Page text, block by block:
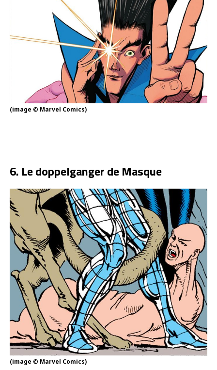
(image © Marvel Comics)
6. Le doppelganger de Masque
(image © Marvel Comics)